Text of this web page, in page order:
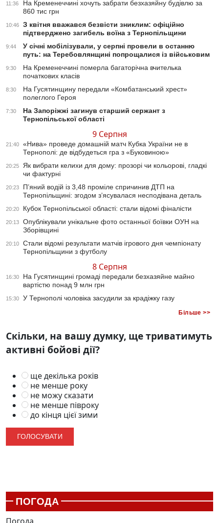
11:36
На Кременеччині хочуть забрати безхазяйну будівлю за
860 тис грн
10:46
З квітня вважався безвісти зниклим: офіційно
підтверджено загибель воїна з Тернопільщини
9:44
У січні мобілізували, у серпні провели в останню
путь: на Теребовлянщині попрощалися із військовим
9:30
На Кременеччині померла багаторічна вчителька
початкових класів
8:30
На Гусятинщину передали «Комбатанський хрест»
полеглого Героя
7:30
На Запоріжжі загинув старший сержант з
Тернопільської області
9 Серпня
21:40
«Нива» проведе домашній матч Кубка України не в
Тернополі: де відбудеться гра з «Буковиною»
20:25
Як вибрати келихи для дому: прозорі чи кольорові, гладкі
чи фактурні
20:23
П’яний водій із 3,48 проміле спричинив ДТП на
Тернопільщині: згодом з’ясувалася несподівана деталь
20:20 Кубок Тернопільської області: стали відомі фіналісти
20:13
Опублікували унікальне фото останньої боївки ОУН на
Зборівщині
20:10
Стали відомі результати матчів ігрового дня чемпіонату
Тернопільщини з футболу
8 Серпня
16:30
На Гусятинщині громаді передали безхазяйне майно
вартістю понад 9 млн грн
15:30 У Тернополі чоловіка засудили за крадіжку газу
Більше >>
Скільки, на вашу думку, ще триватимуть
активні бойові дії?
ще декілька років
не менше року
не можу сказати
не менше півроку
до кінця цієї зими
ПОГОДА